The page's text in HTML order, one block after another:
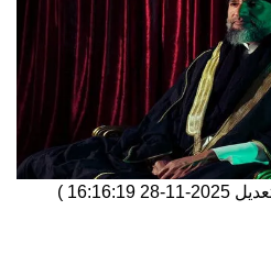
2025-11-28 16:16:19
)